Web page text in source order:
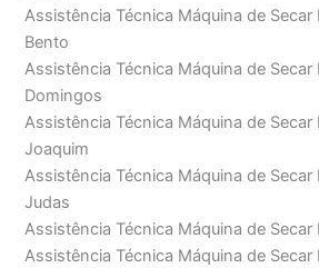
Assistência Técnica Máquina de Secar
Bento
Assistência Técnica Máquina de Secar
Domingos
Assistência Técnica Máquina de Secar
Joaquim
Assistência Técnica Máquina de Secar
Judas
Assistência Técnica Máquina de Secar
Assistência Técnica Máquina de Secar